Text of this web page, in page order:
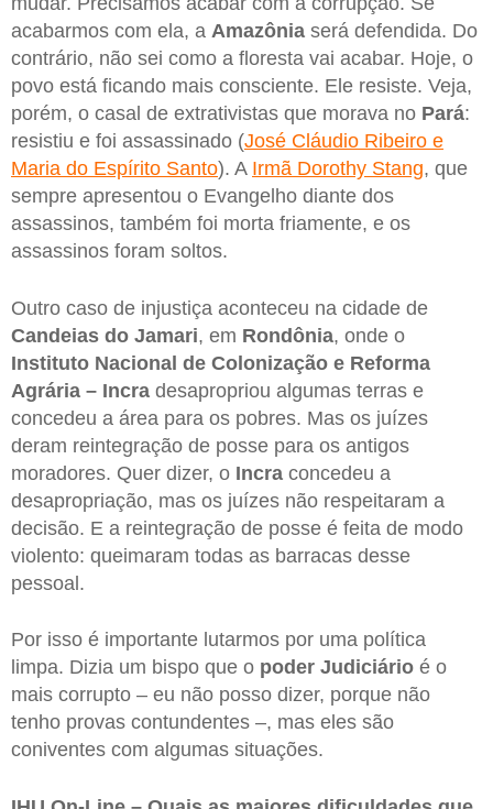
acabarmos com ela, a Amazônia será defendida. Do
contrário, não sei como a floresta vai acabar. Hoje, o
povo está ficando mais consciente. Ele resiste. Veja,
porém, o casal de extrativistas que morava no Pará:
resistiu e foi assassinado (José Cláudio Ribeiro e
Maria do Espírito Santo). A Irmã Dorothy Stang, que
sempre apresentou o Evangelho diante dos
assassinos, também foi morta friamente, e os
assassinos foram soltos.
Outro caso de injustiça aconteceu na cidade de
Candeias do Jamari, em Rondônia, onde o
Instituto Nacional de Colonização e Reforma
Agrária – Incra desapropriou algumas terras e
concedeu a área para os pobres. Mas os juízes
deram reintegração de posse para os antigos
moradores. Quer dizer, o Incra concedeu a
desapropriação, mas os juízes não respeitaram a
decisão. E a reintegração de posse é feita de modo
violento: queimaram todas as barracas desse
pessoal.
Por isso é importante lutarmos por uma política
limpa. Dizia um bispo que o poder Judiciário é o
mais corrupto – eu não posso dizer, porque não
tenho provas contundentes –, mas eles são
coniventes com algumas situações.